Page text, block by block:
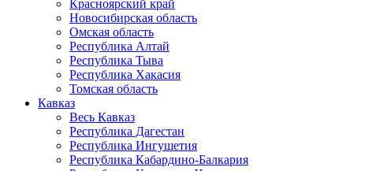
Красноярский край
Новосибирская область
Омская область
Республика Алтай
Республика Тыва
Республика Хакасия
Томская область
Кавказ
Весь Кавказ
Республика Дагестан
Республика Ингушетия
Республика Кабардино-Балкария